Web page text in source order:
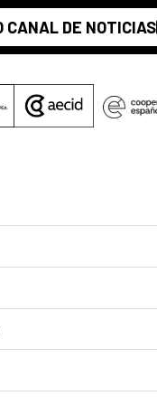
CANAL DE NOTICIAS